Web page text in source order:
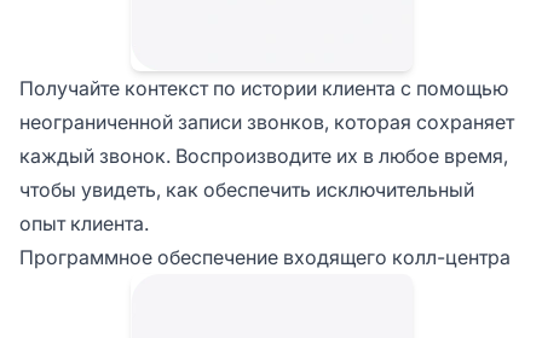
Получайте контекст по истории клиента с помощью
неограниченной записи звонков, которая сохраняет
каждый звонок. Воспроизводите их в любое время,
чтобы увидеть, как обеспечить исключительный
опыт клиента.
Программное обеспечение входящего колл-центра